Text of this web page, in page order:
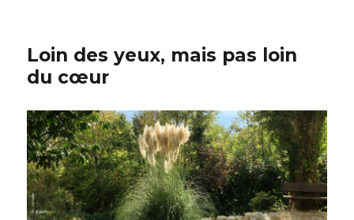
Loin des yeux, mais pas loin
du cœur